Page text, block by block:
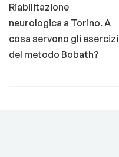
Riabilitazione
neurologica a Torino. A
cosa servono gli esercizi
del metodo Bobath?